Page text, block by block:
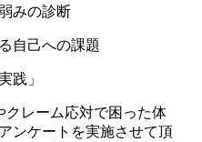
みの診断
自己への課題
践」
クレーム応対で困った体
ンケートを実施させて頂